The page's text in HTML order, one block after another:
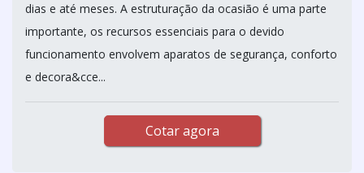
dias e até meses. A estruturação da ocasião é uma parte
importante, os recursos essenciais para o devido
funcionamento envolvem aparatos de segurança, conforto
e decora&cce...
Cotar agora